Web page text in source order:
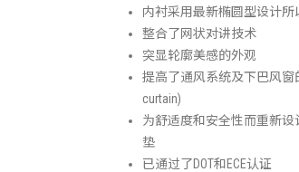
内衬采用最新椭圆型设计所
整合了网状对讲技术
突显轮廓美感的外观
提高了通风系统及下巴风窗
curtain)
为舒适度和安全性而重新设
垫
已通过了DOT和ECE认证